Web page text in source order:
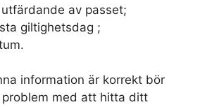
av passet;
giltighetsdag ;
information är korrekt bör
med att hitta ditt